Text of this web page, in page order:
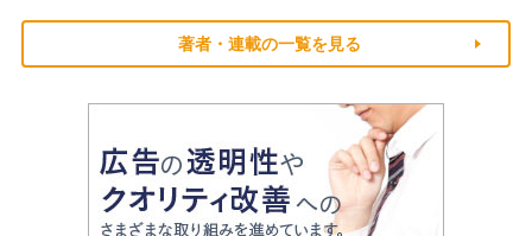
著者・連載の一覧を見る